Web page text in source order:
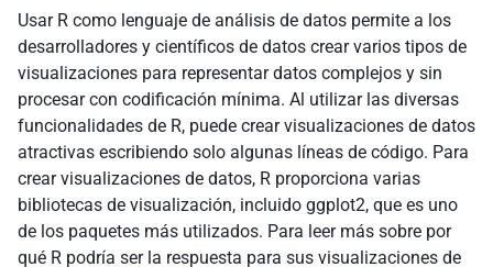
Usar R como lenguaje de análisis de datos permite a los
desarrolladores y científicos de datos crear varios tipos de
visualizaciones para representar datos complejos y sin
procesar con codificación mínima. Al utilizar las diversas
funcionalidades de R, puede crear visualizaciones de datos
atractivas escribiendo solo algunas líneas de código. Para
crear visualizaciones de datos, R proporciona varias
bibliotecas de visualización, incluido ggplot2, que es uno
de los paquetes más utilizados. Para leer más sobre por
qué R podría ser la respuesta para sus visualizaciones de